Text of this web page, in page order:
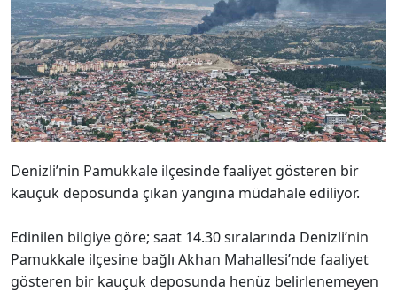
Denizli’nin Pamukkale ilçesinde faaliyet gösteren bir
kauçuk deposunda çıkan yangına müdahale ediliyor.
Edinilen bilgiye göre; saat 14.30 sıralarında Denizli’nin
Pamukkale ilçesine bağlı Akhan Mahallesi’nde faaliyet
gösteren bir kauçuk deposunda henüz belirlenemeyen